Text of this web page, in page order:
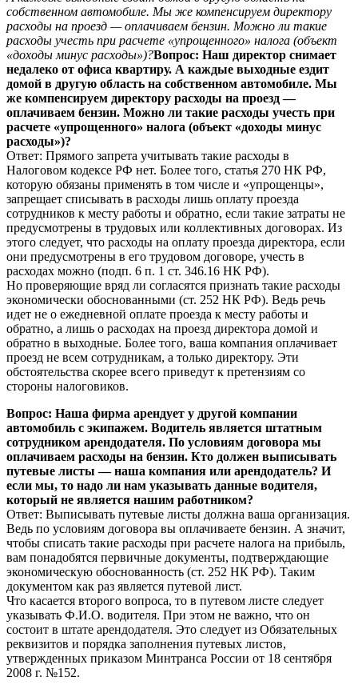
собственном автомобиле. Мы же компенсируем директору
расходы на проезд — оплачиваем бензин. Можно ли такие
расходы учесть при расчете «упрощенного» налога (объект
«доходы минус расходы»)?Вопрос: Наш директор снимает
недалеко от офиса квартиру. А каждые выходные ездит
домой в другую область на собственном автомобиле. Мы
же компенсируем директору расходы на проезд —
оплачиваем бензин. Можно ли такие расходы учесть при
расчете «упрощенного» налога (объект «доходы минус
расходы»)?
Ответ: Прямого запрета учитывать такие расходы в
Налоговом кодексе РФ нет. Более того, статья 270 НК РФ,
которую обязаны применять в том числе и «упрощенцы»,
запрещает списывать в расходы лишь оплату проезда
сотрудников к месту работы и обратно, если такие затраты не
предусмотрены в трудовых или коллективных договорах. Из
этого следует, что расходы на оплату проезда директора, если
они предусмотрены в его трудовом договоре, учесть в
расходах можно (подп. 6 п. 1 ст. 346.16 НК РФ).
Но проверяющие вряд ли согласятся признать такие расходы
экономически обоснованными (ст. 252 НК РФ). Ведь речь
идет не о ежедневной оплате проезда к месту работы и
обратно, а лишь о расходах на проезд директора домой и
обратно в выходные. Более того, ваша компания оплачивает
проезд не всем сотрудникам, а только директору. Эти
обстоятельства скорее всего приведут к претензиям со
стороны налоговиков.
Вопрос: Наша фирма арендует у другой компании
автомобиль с экипажем. Водитель является штатным
сотрудником арендодателя. По условиям договора мы
оплачиваем расходы на бензин. Кто должен выписывать
путевые листы — наша компания или арендодатель? И
если мы, то надо ли нам указывать данные водителя,
который не является нашим работником?
Ответ: Выписывать путевые листы должна ваша организация.
Ведь по условиям договора вы оплачиваете бензин. А значит,
чтобы списать такие расходы при расчете налога на прибыль,
вам понадобятся первичные документы, подтверждающие
экономическую обоснованность (ст. 252 НК РФ). Таким
документом как раз является путевой лист.
Что касается второго вопроса, то в путевом листе следует
указывать Ф.И.О. водителя. При этом не важно, что он
состоит в штате арендодателя. Это следует из Обязательных
реквизитов и порядка заполнения путевых листов,
утвержденных приказом Минтранса России от 18 сентября
2008 г. №152.